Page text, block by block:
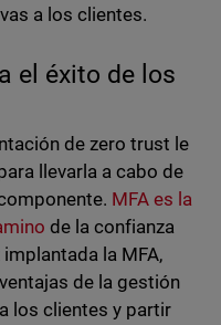
a los clientes.
el éxito de los
de zero trust le
llevarla a cabo de
MFA es la
de la confianza
la MFA,
de la gestión
los clientes y partir